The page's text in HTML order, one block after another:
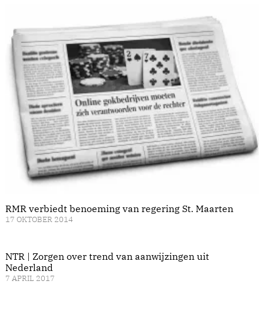
RMR verbiedt benoeming van regering St. Maarten
17 OKTOBER 2014
NTR | Zorgen over trend van aanwijzingen uit
Nederland
7 APRIL 2017